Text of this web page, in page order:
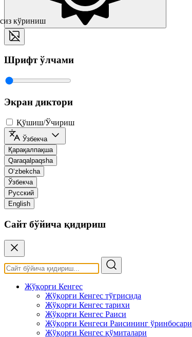
кўриниш
Шрифт ўлчами
Экран диктори
Қўшиш/Ўчириш
Ўзбекча
Қарақалпақша
Qaraqalpaqsha
O‘zbekcha
Ўзбекча
Русский
English
Сайт бўйича қидириш
Жўқорғи Кенгес
Жўқорғи Кенгес тўғрисида
Жўқорғи Кенгес тарихи
Жўқорғи Кенгес Раиси
Жўқорғи Кенгеси Раисининг ўринбосари
Жўқорғи Кенгес қўмиталари